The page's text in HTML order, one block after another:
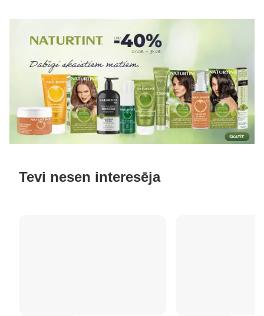
Tevi nesen interesēja